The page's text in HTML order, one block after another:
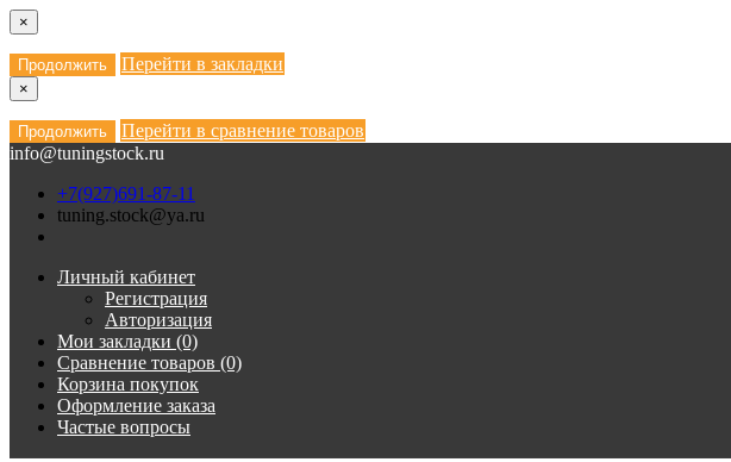
×
Продолжить Перейти в закладки
×
Продолжить
Перейти в сравнение товаров
info@tuningstock.ru
+7(927)691-87-11
tuning.stock@ya.ru
Личный кабинет
Регистрация
Авторизация
Мои закладки (0)
Сравнение товаров (0)
Корзина покупок
Оформление заказа
Частые вопросы